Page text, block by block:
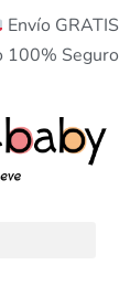
Envío GRATIS
100% Seguro